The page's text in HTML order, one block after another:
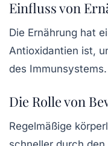
Einfluss von
Die Ernährung hat
Antioxidantien ist,
des
Die Rolle von
Regelmäßige